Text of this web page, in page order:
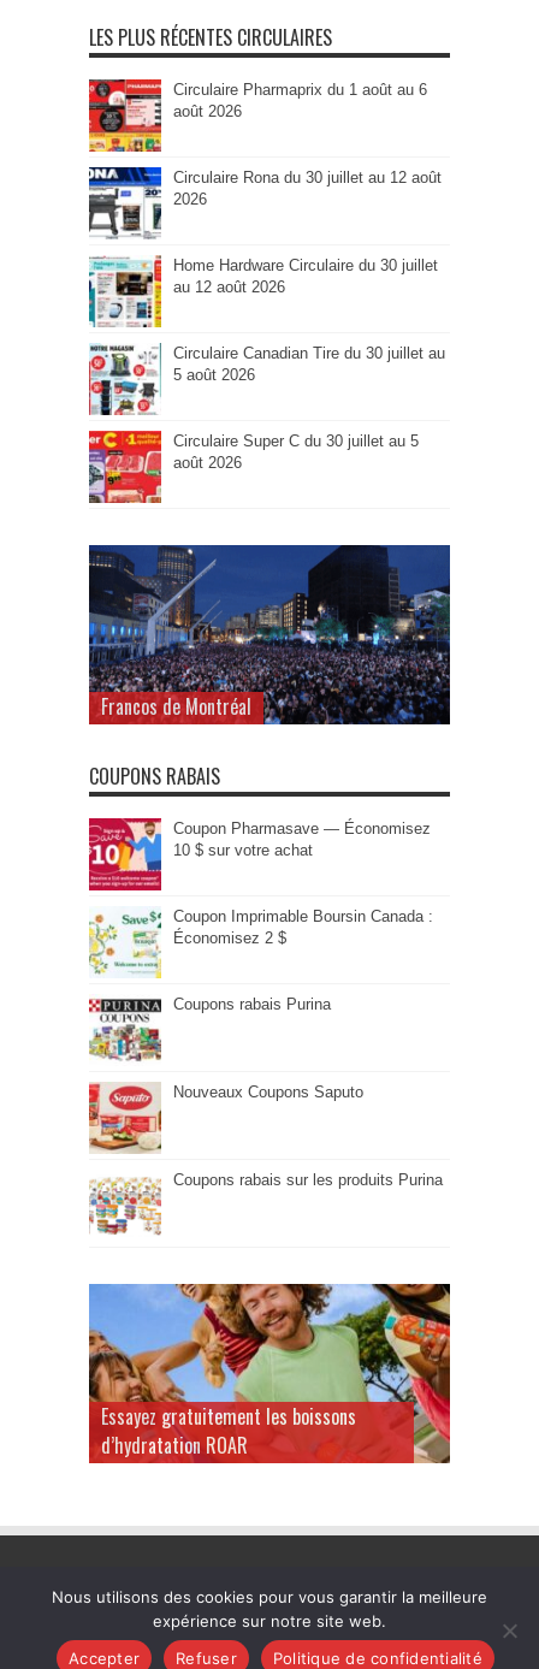
LES PLUS RÉCENTES CIRCULAIRES
Circulaire Pharmaprix du 1 août au 6
août 2026
Circulaire Rona du 30 juillet au 12 août
2026
Home Hardware Circulaire du 30 juillet
au 12 août 2026
Circulaire Canadian Tire du 30 juillet au
5 août 2026
Circulaire Super C du 30 juillet au 5
août 2026
Francos de Montréal
COUPONS RABAIS
Coupon Pharmasave — Économisez
10 $ sur votre achat
Coupon Imprimable Boursin Canada :
Économisez 2 $
Coupons rabais Purina
Nouveaux Coupons Saputo
Coupons rabais sur les produits Purina
Essayez gratuitement les boissons
d’hydratation ROAR
Quebec-Gratuit.Com © 2026. Tous les droits sont réservés. |
Nous utilisons des cookies pour vous garantir la meilleure
expérience sur notre site web.
Accepter
Refuser Politique de confidentialité